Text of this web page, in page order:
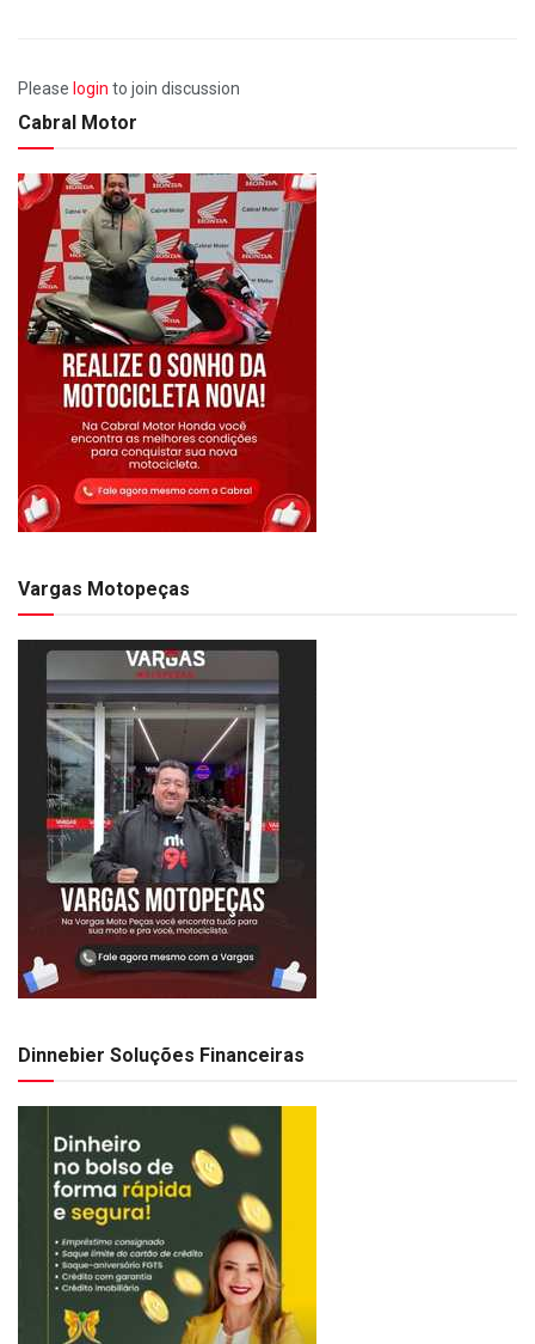
Please login to join discussion
Cabral Motor
Vargas Motopeças
Dinnebier Soluções Financeiras